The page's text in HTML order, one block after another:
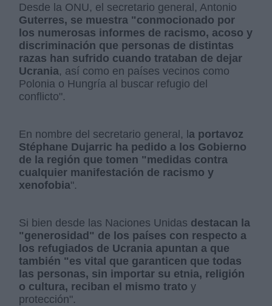
Desde la ONU, el secretario general, Antonio
Guterres, se muestra "conmocionado por
los numerosas informes de racismo, acoso y
discriminación que personas de distintas
razas han sufrido cuando trataban de dejar
Ucrania, así como en países vecinos como
Polonia o Hungría al buscar refugio del
conflicto".
En nombre del secretario general, la portavoz
Stéphane Dujarric ha pedido a los Gobierno
de la región que tomen "medidas contra
cualquier manifestación de racismo y
xenofobia".
Si bien desde las Naciones Unidas destacan la
"generosidad" de los países con respecto a
los refugiados de Ucrania apuntan a que
también "es vital que garanticen que todas
las personas, sin importar su etnia, religión
o cultura, reciban el mismo trato y
protección".